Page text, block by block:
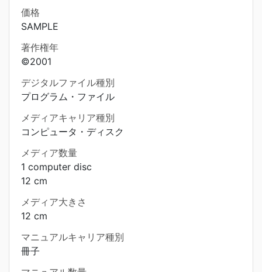
価格
SAMPLE
著作権年
©2001
デジタルファイル種別
プログラム・ファイル
メディアキャリア種別
コンピュータ・ディスク
メディア数量
1 computer disc
12 cm
メディア大きさ
12 cm
マニュアルキャリア種別
冊子